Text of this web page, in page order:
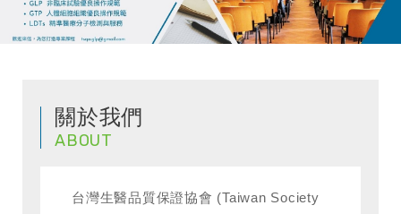
關於我們
ABOUT
台灣生醫品質保證協會 (Taiwan Society